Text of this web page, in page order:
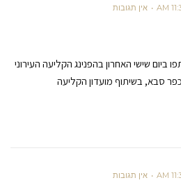
אין תגובות
ביום שישי האחרון בהפנינג הקליעה העירוני
סבא, בשיתוף מועדון הקליעה
אין תגובות